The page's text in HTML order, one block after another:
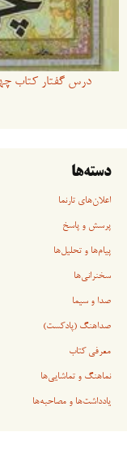
درس گفتار کتاب
دسته‌ها
اعلان‌های تارنما
پرسش و پاسخ
پیام‌ها و تحلیل‌ها
سخنرانی‏‏‌ها
صدا و سیما
صداهنگ (پادکست)
معرفی کتاب
نماهنگ و تماشایی‌ها
یادداشت‌ها و مصاحبه‌ها